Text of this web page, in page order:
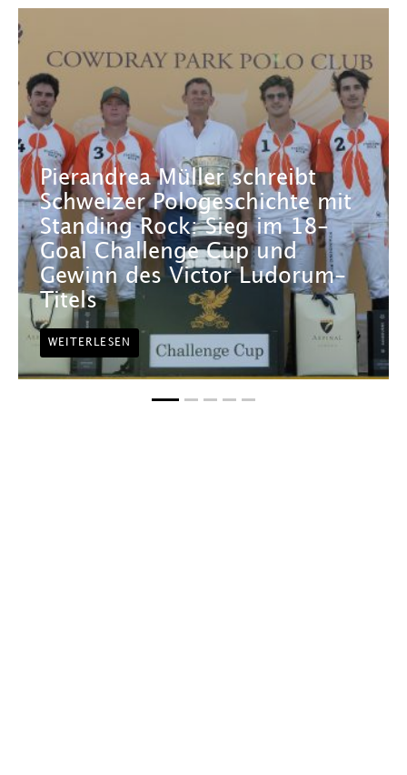
Pierandrea Müller schreibt
Schweizer Pologeschichte mit
Standing Rock: Sieg im 18-
Goal Challenge Cup und
Gewinn des Victor Ludorum-
Titels
WEITERLESEN